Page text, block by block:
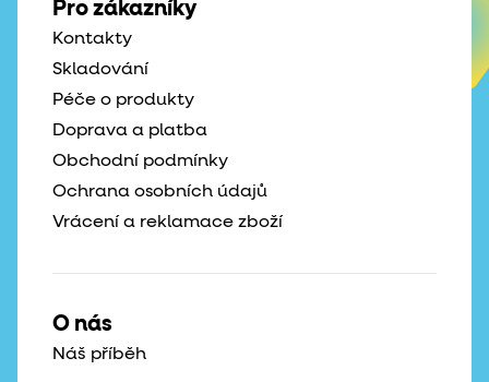
Pro zákazníky
Kontakty
Skladování
Péče o produkty
Doprava a platba
Obchodní podmínky
Ochrana osobních údajů
Vrácení a reklamace zboží
O nás
Náš příběh